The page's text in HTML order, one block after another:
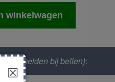
winkelwagen
melden bij bellen):
☒